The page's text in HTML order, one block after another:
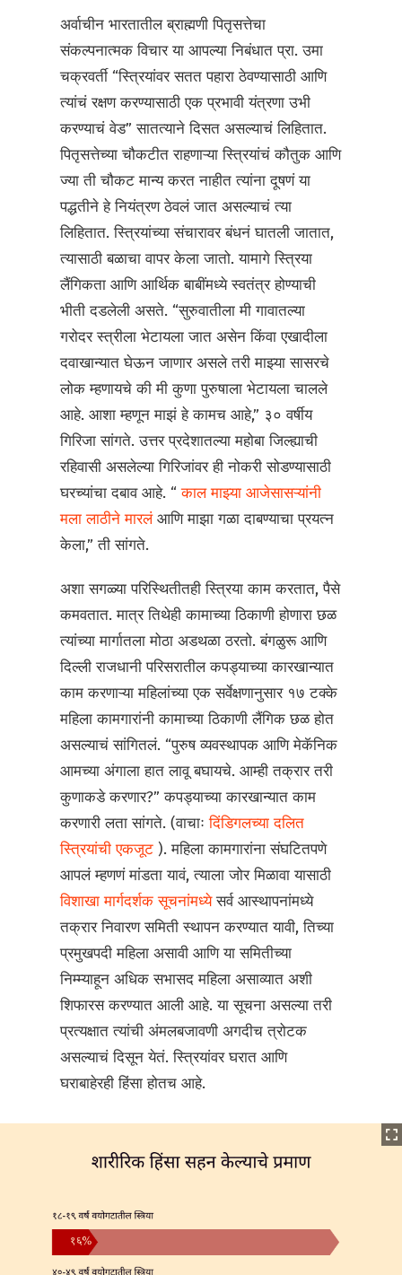
अर्वाचीन भारतातील ब्राह्मणी पितृसत्तेचा
संकल्पनात्मक विचार या आपल्या निबंधात प्रा. उमा
चक्रवर्ती “स्त्रियांवर सतत पहारा ठेवण्यासाठी आणि
त्यांचं रक्षण करण्यासाठी एक प्रभावी यंत्रणा उभी
करण्याचं वेड” सातत्याने दिसत असल्याचं लिहितात.
पितृसत्तेच्या चौकटीत राहणाऱ्या स्त्रियांचं कौतुक आणि
ज्या ती चौकट मान्य करत नाहीत त्यांना दूषणं या
पद्धतीने हे नियंत्रण ठेवलं जात असल्याचं त्या
लिहितात. स्त्रियांच्या संचारावर बंधनं घातली जातात,
त्यासाठी बळाचा वापर केला जातो. यामागे स्त्रिया
लैंगिकता आणि आर्थिक बाबींमध्ये स्वतंत्र होण्याची
भीती दडलेली असते. “सुरुवातीला मी गावातल्या
गरोदर स्त्रीला भेटायला जात असेन किंवा एखादीला
दवाखान्यात घेऊन जाणार असले तरी माझ्या सासरचे
लोक म्हणायचे की मी कुणा पुरुषाला भेटायला चालले
आहे. आशा म्हणून माझं हे कामच आहे,” ३० वर्षीय
गिरिजा सांगते. उत्तर प्रदेशातल्या महोबा जिल्ह्याची
रहिवासी असलेल्या गिरिजांवर ही नोकरी सोडण्यासाठी
घरच्यांचा दबाव आहे. “काल माझ्या आजेसासऱ्यांनी
मला लाठीने मारलंआणि माझा गळा दाबण्याचा प्रयत्न
केला,” ती सांगते.
अशा सगळ्या परिस्थितीतही स्त्रिया काम करतात, पैसे
कमवतात. मात्र तिथेही कामाच्या ठिकाणी होणारा छळ
त्यांच्या मार्गातला मोठा अडथळा ठरतो. बंगळुरू आणि
दिल्ली राजधानी परिसरातील कपड्याच्या कारखान्यात
काम करणाऱ्या महिलांच्या एक सर्वेक्षणानुसार १७ टक्के
महिला कामगारांनी कामाच्या ठिकाणी लैंगिक छळ होत
असल्याचं सांगितलं. “पुरुष व्यवस्थापक आणि मेकॅनिक
आमच्या अंगाला हात लावू बघायचे. आम्ही तक्रार तरी
कुणाकडे करणार?” कपड्याच्या कारखान्यात काम
करणारी लता सांगते. (वाचाःदिंडिगलच्या दलित
स्त्रियांची एकजूट ). महिला कामगारांना संघटितपणे
आपलं म्हणणं मांडता यावं, त्याला जोर मिळावा यासाठी
विशाखा मार्गदर्शक सूचनांमध्येसर्व आस्थापनांमध्ये
तक्रार निवारण समिती स्थापन करण्यात यावी, तिच्या
प्रमुखपदी महिला असावी आणि या समितीच्या
निम्म्याहून अधिक सभासद महिला असाव्यात अशी
शिफारस करण्यात आली आहे. या सूचना असल्या तरी
प्रत्यक्षात त्यांची अंमलबजावणी अगदीच त्रोटक
असल्याचं दिसून येतं. स्त्रियांवर घरात आणि
घराबाहेरही हिंसा होतच आहे.